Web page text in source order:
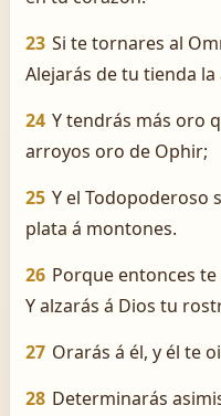
23 Si te tornares al
Alejarás de tu tienda la
24 Y tendrás más oro
arroyos oro de Ophir;
25 Y el Todopoderoso
plata á montones.
26 Porque entonces
Y alzarás á Dios tu
27 Orarás á él, y él te
28 Determinarás